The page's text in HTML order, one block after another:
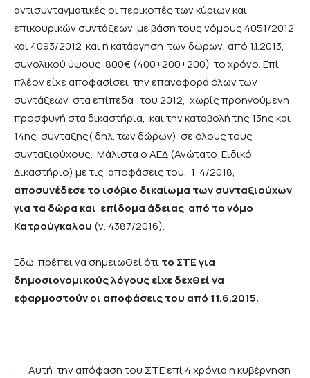
αντισυνταγματικές οι περικοπές των κύριων και
επικουρικών συντάξεων με βάση τους νόμους 4051/2012
και 4093/2012 και η κατάργηση των δώρων, από 1.1.2013,
συνολικού ύψους 800€ (400+200+200) το χρόνο. Επί
πλέον είχε αποφασίσει την επαναφορά όλων των
συντάξεων στα επίπεδα του 2012, χωρίς προηγούμενη
προσφυγή στα δικαστήρια, και την καταβολή της 13ης και
14ης σύνταξης( δηλ. των δώρων) σε όλους τους
συνταξιούχους. Μάλιστα ο ΑΕΔ (Ανώτατο Ειδικό
Δικαστήριο) με τις αποφάσεις του, 1-4/2018,
αποσυνέδεσε το ισόβιο δικαίωμα των συνταξιούχων
για τα δώρα και επίδομα άδειας από το νόμο
Κατρούγκαλου (ν. 4387/2016).
Εδώ πρέπει να σημειωθεί ότιτο ΣΤΕ για
δημοσιονομικούς λόγους είχε δεχθεί να
εφαρμοστούν οι αποφάσεις του από 11.6.2015.
· Αυτή την απόφαση του ΣΤΕ επί 4 χρόνια η κυβέρνηση